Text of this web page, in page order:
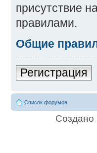
присутствие
правилами.
Общие
Регистрация
Список форумов
Создано